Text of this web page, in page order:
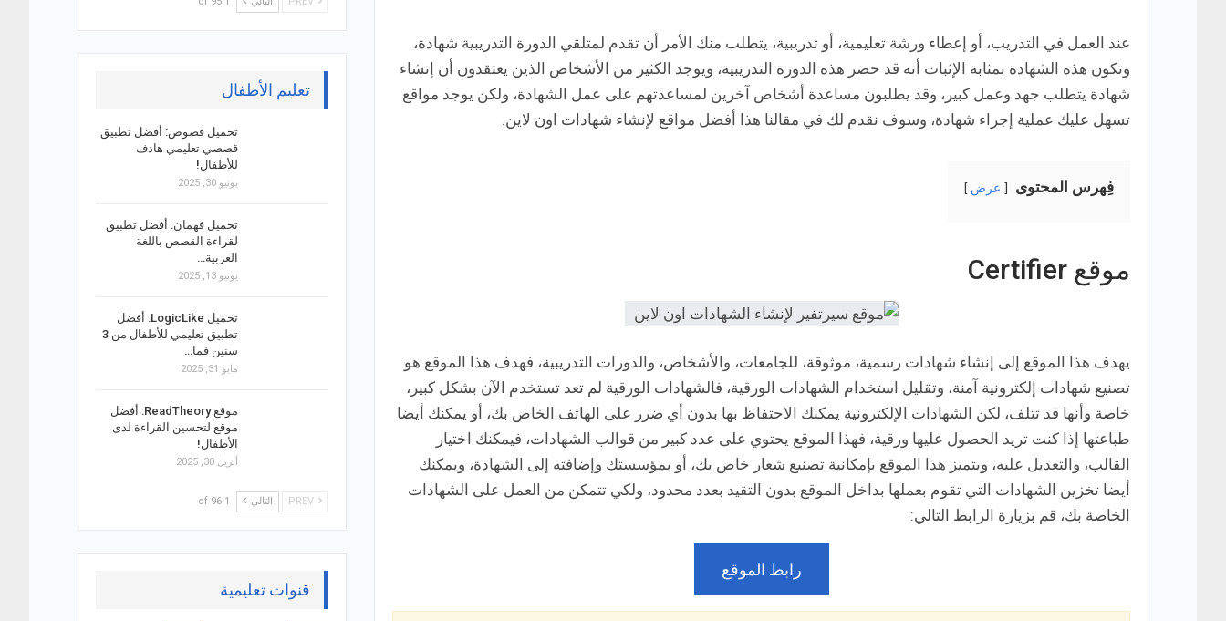
عند العمل في التدريب، أو إعطاء ورشة تعليمية، أو تدريبية، يتطلب منك الأمر أن تقدم لمتلقي الدورة التدريبية شهادة،
وتكون هذه الشهادة بمثابة الإثبات أنه قد حضر هذه الدورة التدريبية، ويوجد الكثير من الأشخاص الذين يعتقدون أن إنشاء
شهادة يتطلب جهد وعمل كبير، وقد يطلبون مساعدة أشخاص آخرين لمساعدتهم على عمل الشهادة، ولكن يوجد مواقع
تسهل عليك عملية إجراء شهادة، وسوف نقدم لك في مقالنا هذا أفضل مواقع لإنشاء شهادات اون لاين.
فِهرس المحتوى عرض
موقع Certifier
يهدف هذا الموقع إلى إنشاء شهادات رسمية، موثوقة، للجامعات، والأشخاص، والدورات التدريبية، فهدف هذا الموقع هو
تصنيع شهادات إلكترونية آمنة، وتقليل استخدام الشهادات الورقية، فالشهادات الورقية لم تعد تستخدم الآن بشكل كبير،
خاصة وأنها قد تتلف، لكن الشهادات الإلكترونية يمكنك الاحتفاظ بها بدون أي ضرر على الهاتف الخاص بك، أو يمكنك أيضا
طباعتها إذا كنت تريد الحصول عليها ورقية، فهذا الموقع يحتوي على عدد كبير من قوالب الشهادات، فيمكنك اختيار
القالب، والتعديل عليه، ويتميز هذا الموقع بإمكانية تصنيع شعار خاص بك، أو بمؤسستك وإضافته إلى الشهادة، ويمكنك
أيضا تخزين الشهادات التي تقوم بعملها بداخل الموقع بدون التقيد بعدد محدود، ولكي تتمكن من العمل على الشهادات
الخاصة بك، قم بزيارة الرابط التالي:
رابط الموقع
تعليم الأطفال
تحميل قصوص: أفضل تطبيق
قصصي تعليمي هادف
للأطفال!
يونيو 30, 2025
تحميل فهمان: أفضل تطبيق
لقراءة القصص باللغة
العربية…
يونيو 13, 2025
تحميل LogicLike: أفضل
تطبيق تعليمي للأطفال من 3
سنين فما…
مايو 31, 2025
موقع ReadTheory: أفضل
موقع لتحسين القراءة لدى
الأطفال!
أبريل 30, 2025
التالي 1 of 96
قنوات تعليمية